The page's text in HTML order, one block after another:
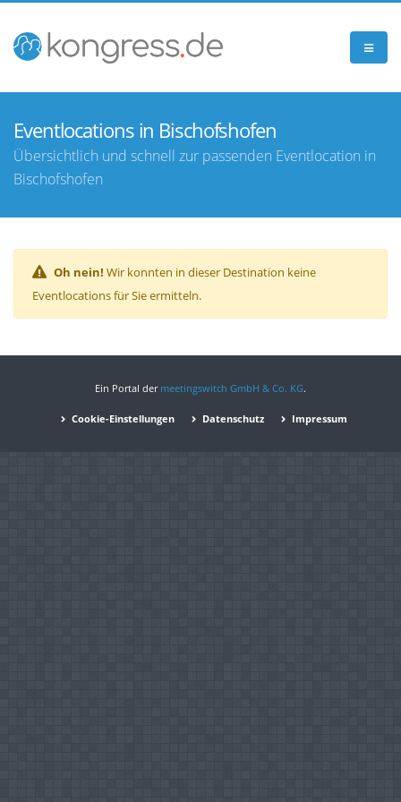
Eventlocations in Bischofshofen
Übersichtlich und schnell zur passenden Eventlocation in
Bischofshofen
Oh nein! Wir konnten in dieser Destination keine
Eventlocations für Sie ermitteln.
Ein Portal der meetingswitch GmbH & Co. KG.
Cookie-Einstellungen Datenschutz Impressum